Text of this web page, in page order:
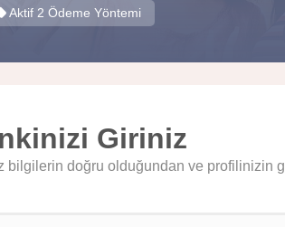
Aktif 2 Ödeme Yöntemi
Giriniz
bilgilerin doğru olduğundan ve profilinizin